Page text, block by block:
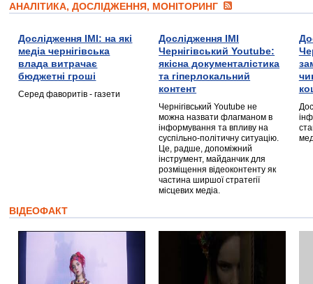
АНАЛІТИКА, ДОСЛІДЖЕННЯ, МОНІТОРИНГ
Дослідження ІМІ: на які
медіа чернігівська
влада витрачає
бюджетні гроші
Серед фаворитів - газети
Дослідження ІМІ
Чернігівський Youtube:
якісна документалістика
та гіперлокальний
контент
Чернігівський Youtube не
можна назвати флагманом в
інформування та впливу на
суспільно-політичну ситуацію.
Це, радше, допоміжний
інструмент, майданчик для
розміщення відеоконтенту як
частина ширшої стратегії
місцевих медіа.
ВІДЕОФАКТ